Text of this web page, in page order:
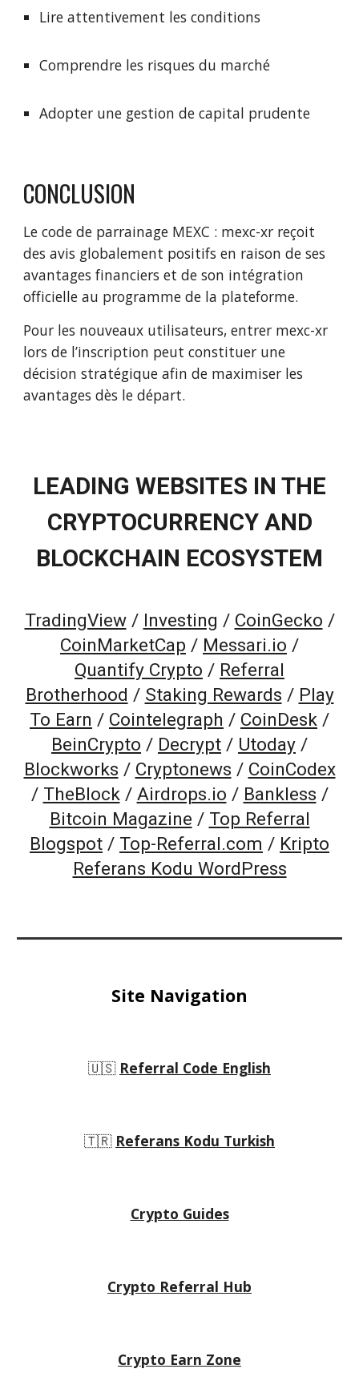
Lire attentivement les conditions
Comprendre les risques du marché
Adopter une gestion de capital prudente
CONCLUSION
Le code de parrainage MEXC : mexc-xr reçoit
des avis globalement positifs en raison de ses
avantages financiers et de son intégration
officielle au programme de la plateforme.
Pour les nouveaux utilisateurs, entrer mexc-xr
lors de l’inscription peut constituer une
décision stratégique afin de maximiser les
avantages dès le départ.
LEADING WEBSITES IN THE
CRYPTOCURRENCY AND
BLOCKCHAIN ECOSYSTEM
TradingView/ Investing / CoinGecko /
CoinMarketCap / Messari.io /
Quantify Crypto / Referral
Brotherhood / Staking Rewards / Play
To Earn / Cointelegraph / CoinDesk /
BeinCrypto / Decrypt / Utoday /
Blockworks / Cryptonews / CoinCodex
/ TheBlock/ Airdrops.io / Bankless /
Bitcoin Magazine / Top Referral
Blogspot / Top-Referral.com / Kripto
Referans Kodu WordPress
Site Navigation
🇺🇸 Referral Code English
🇹🇷 Referans Kodu Turkish
Crypto Guides
Crypto Referral Hub
Crypto Earn Zone